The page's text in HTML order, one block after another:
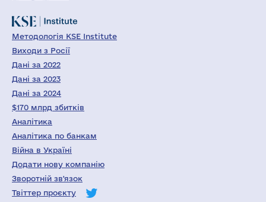
Методологія KSE Institute
Виходи з Росії
Дані за 2022
Дані за 2023
Дані за 2024
$170 млрд збитків
Аналітика
Аналітика по банкам
Війна в Україні
Додати нову компанію
Зворотній зв'язок
Твіттер проєкту